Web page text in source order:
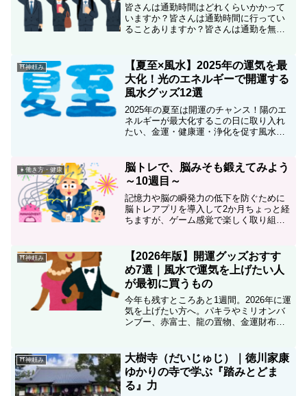
皆さんは通勤時間はどれくらいかかって
いますか？皆さんは通勤時間に行ってい
ることありますか？皆さんは通勤を無駄
⛩神頼み
【夏至×風水】2025年の運気を最
大化！光のエネルギーで開運する
風水グッズ12選
2025年の夏至は開運のチャンス！陽のエ
ネルギーが最大化するこの日に取り入れ
たい、金運・健康運・浄化を促す風水グ
👧働き方・健康
脳トレで、脳みそも鍛えてみよう
～10週目～
記憶力や脳の瞬発力の低下を防ぐために
脳トレアプリを導入して2か月ちょっと経
ちますが、ゲーム感覚で楽しく取り組め
⛩神頼み
【2026年版】開運グッズおすす
め7選｜風水で運気を上げたい人
が最初に買うもの
今年も残すところあと1週間。2026年に運
気を上げたい方へ。パキラやミリオンバ
ンブー、赤富士、龍の置物、金運財布な
方法を体験ベースで解説します。
⛩神頼み
大樹寺（だいじゅじ）｜徳川家康
ゆかりの寺で学ぶ『踏みとどま
る』力